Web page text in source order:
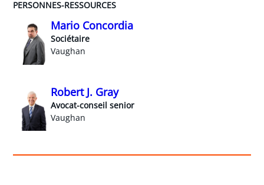
PERSONNES-RESSOURCES
Mario Concordia
Sociétaire
Vaughan
Robert J. Gray
Avocat-conseil senior
Vaughan